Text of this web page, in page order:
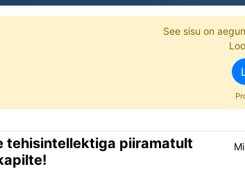
See sisu on
tehisintellektiga piiramatult